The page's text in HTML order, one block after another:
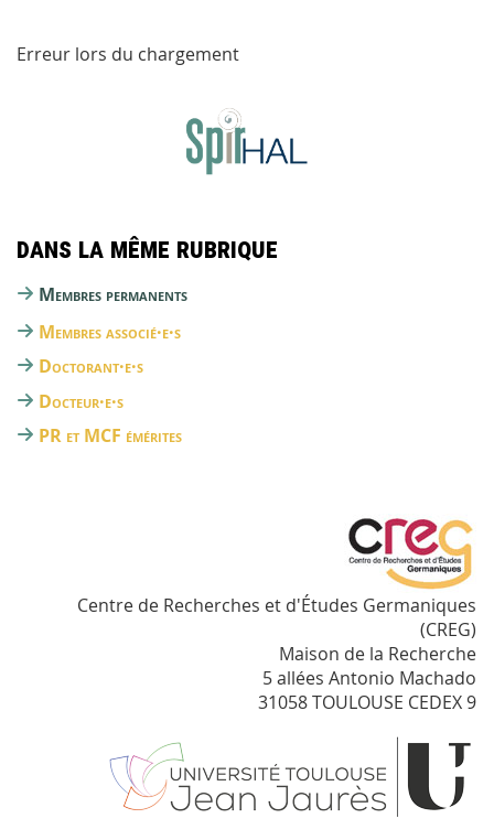
Erreur lors du chargement
Dans la même rubrique
Membres permanents
Membres associé·e·s
Doctorant·e·s
Docteur·e·s
PR et MCF émérites
Centre de Recherches et d'Études Germaniques
(CREG)
Maison de la Recherche
5 allées Antonio Machado
31058 TOULOUSE CEDEX 9